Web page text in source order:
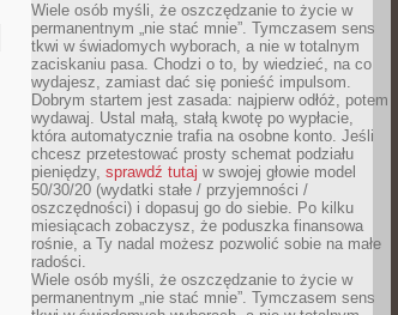
Wiele osób myśli, że oszczędzanie to życie w
permanentnym „nie stać mnie”. Tymczasem sens
tkwi w świadomych wyborach, a nie w totalnym
zaciskaniu pasa. Chodzi o to, by wiedzieć, na co
wydajesz, zamiast dać się ponieść impulsom.
Dobrym startem jest zasada: najpierw odłóż, potem
wydawaj. Ustal małą, stałą kwotę po wypłacie,
która automatycznie trafia na osobne konto. Jeśli
chcesz przetestować prosty schemat podziału
pieniędzy, sprawdź tutaj w swojej głowie model
50/30/20 (wydatki stałe / przyjemności /
oszczędności) i dopasuj go do siebie. Po kilku
miesiącach zobaczysz, że poduszka finansowa
rośnie, a Ty nadal możesz pozwolić sobie na małe
radości.
Wiele osób myśli, że oszczędzanie to życie w
permanentnym „nie stać mnie”. Tymczasem sens